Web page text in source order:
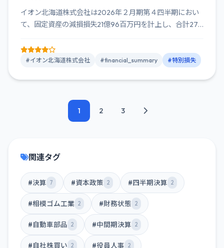
イオン北海道株式会社は2026年２月期第４四半期におい
て、固定資産の減損損失21億96百万円を計上し、合計27
#イオン北海道株式会社 #financial_summary #特別損失
1 2 3
関連タグ
#決算 7 #資本政策 2 #四半期決算 2
#相模ゴム工業 2 #財務状態 2
#自動車部品 2 #中間期決算 2
#自社株買い 2 #役員人事 2